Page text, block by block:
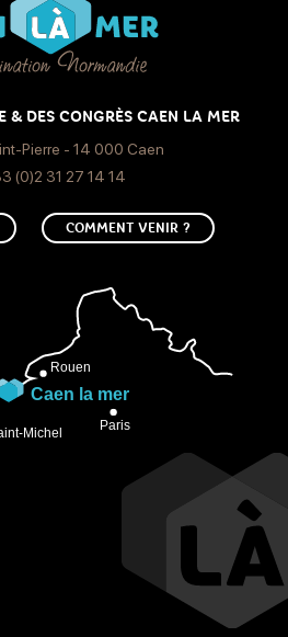
& DES CONGRÈS CAEN LA MER
Pierre - 14 000 Caen
(0)2 31 27 14 14
COMMENT VENIR ?